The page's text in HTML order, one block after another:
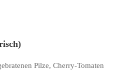
Pilze, Cherry-Tomaten